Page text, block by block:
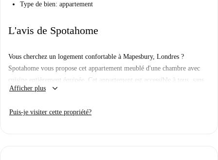
Type de bien: appartement
L'avis de Spotahome
Vous cherchez un logement confortable à Mapesbury, Londres ?
Spotahome vous propose cet appartement meublé d'une chambre avec
cuisine entièrement équipée. Cet appartement est accessible à tous, sans
restriction de genre, et respecte le processus rigoureux de sélection des
aux locataires. Veuillez noter que les charges telles que l'électricité, l'eau,
Afficher plus keyboard_arrow_down
Puis-je visiter cette propriété?